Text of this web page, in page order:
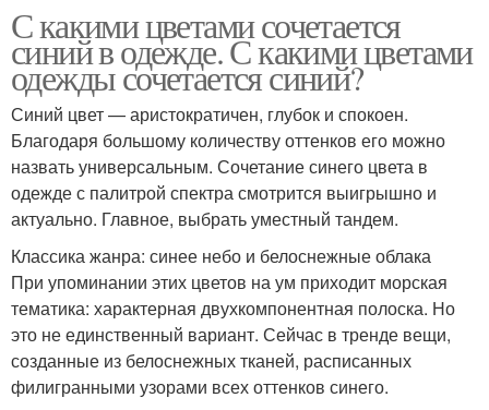
С какими цветами сочетается
синий в одежде. С какими цветами
одежды сочетается синий?
Синий цвет — аристократичен, глубок и спокоен.
Благодаря большому количеству оттенков его можно
назвать универсальным. Сочетание синего цвета в
одежде с палитрой спектра смотрится выигрышно и
актуально. Главное, выбрать уместный тандем.
Классика жанра: синее небо и белоснежные облака
При упоминании этих цветов на ум приходит морская
тематика: характерная двухкомпонентная полоска. Но
это не единственный вариант. Сейчас в тренде вещи,
созданные из белоснежных тканей, расписанных
филигранными узорами всех оттенков синего.